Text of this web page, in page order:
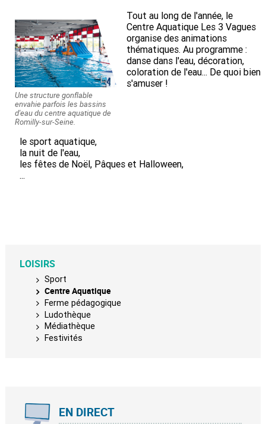
Une structure gonflable
envahie parfois les bassins
d'eau du centre aquatique de
Romilly-sur-Seine.
Tout au long de l'année, le
Centre Aquatique Les 3 Vagues
organise des animations
thématiques. Au programme :
danse dans l'eau, décoration,
coloration de l'eau... De quoi bien
s'amuser !
le sport aquatique,
la nuit de l'eau,
les fêtes de Noël, Pâques et Halloween,
...
LOISIRS
Sport
Centre Aquatique
Ferme pédagogique
Ludothèque
Médiathèque
Festivités
EN DIRECT